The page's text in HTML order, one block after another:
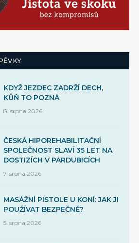
KDYŽ JEZDEC ZADRŽÍ DECH,
KŮŇ TO POZNÁ
8. srpna 2026
ČESKÁ HIPOREHABILITAČNÍ
SPOLEČNOST SLAVÍ 35 LET NA
DOSTIZÍCH V PARDUBICÍCH
7. srpna 2026
MASÁŽNÍ PISTOLE U KONÍ: JAK JI
POUŽÍVAT BEZPEČNĚ?
5. srpna 2026